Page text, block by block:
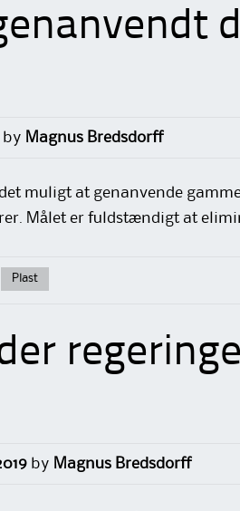
by Magnus Bredsdorff
muligt at genanvende
Målet er fuldstændigt at
Plast
by Magnus Bredsdorff